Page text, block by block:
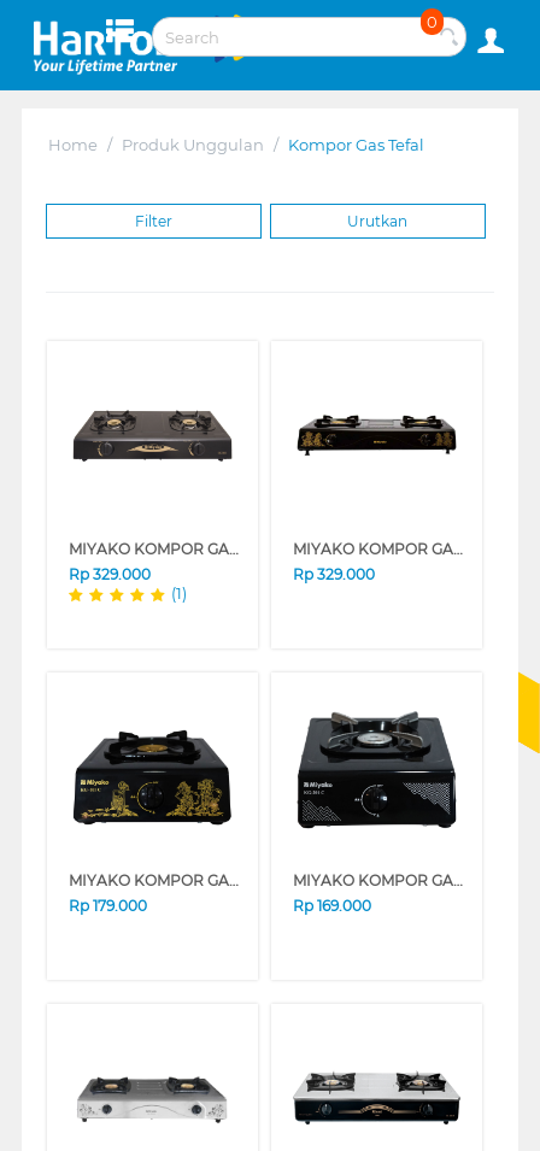
0
Home / Produk Unggulan / Kompor Gas Tefal
Filter Urutkan
MIYAKO KOMPOR GAS KG-302C
Rp 329.000
(1)
MIYAKO KOMPOR GAS KG-502CWYG
Rp 329.000
MIYAKO KOMPOR GAS KG101C-WYG
Rp 179.000
MIYAKO KOMPOR GAS KG-201C
Rp 169.000